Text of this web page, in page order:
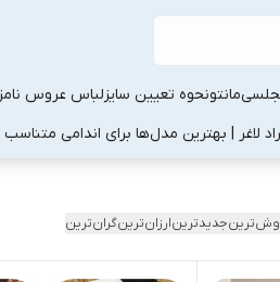
مانتونحوه تعیین سایزلباس عروس
لاغر | بهترین مدل‌ها برای اندامی
جدیدترینارزان‌ترینگران‌ترین